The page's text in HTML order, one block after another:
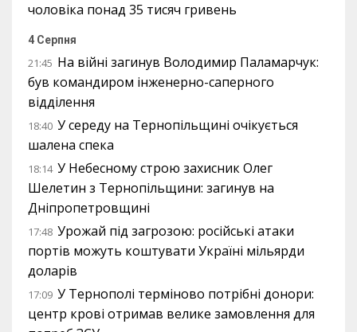
чоловіка понад 35 тисяч гривень
4 Серпня
21:45 На війні загинув Володимир Паламарчук:
був командиром інженерно-саперного
відділення
18:40 У середу на Тернопільщині очікується
шалена спека
18:14 У Небесному строю захисник Олег
Шелетин з Тернопільщини: загинув на
Дніпропетровщині
17:48 Урожай під загрозою: російські атаки
портів можуть коштувати Україні мільярди
доларів
17:09 У Тернополі терміново потрібні донори:
центр крові отримав велике замовлення для